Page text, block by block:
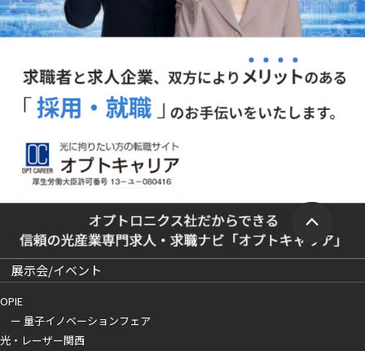
展示会/イベント
OPIE
ー 量子イノベーションフェア
光・レーザー関西